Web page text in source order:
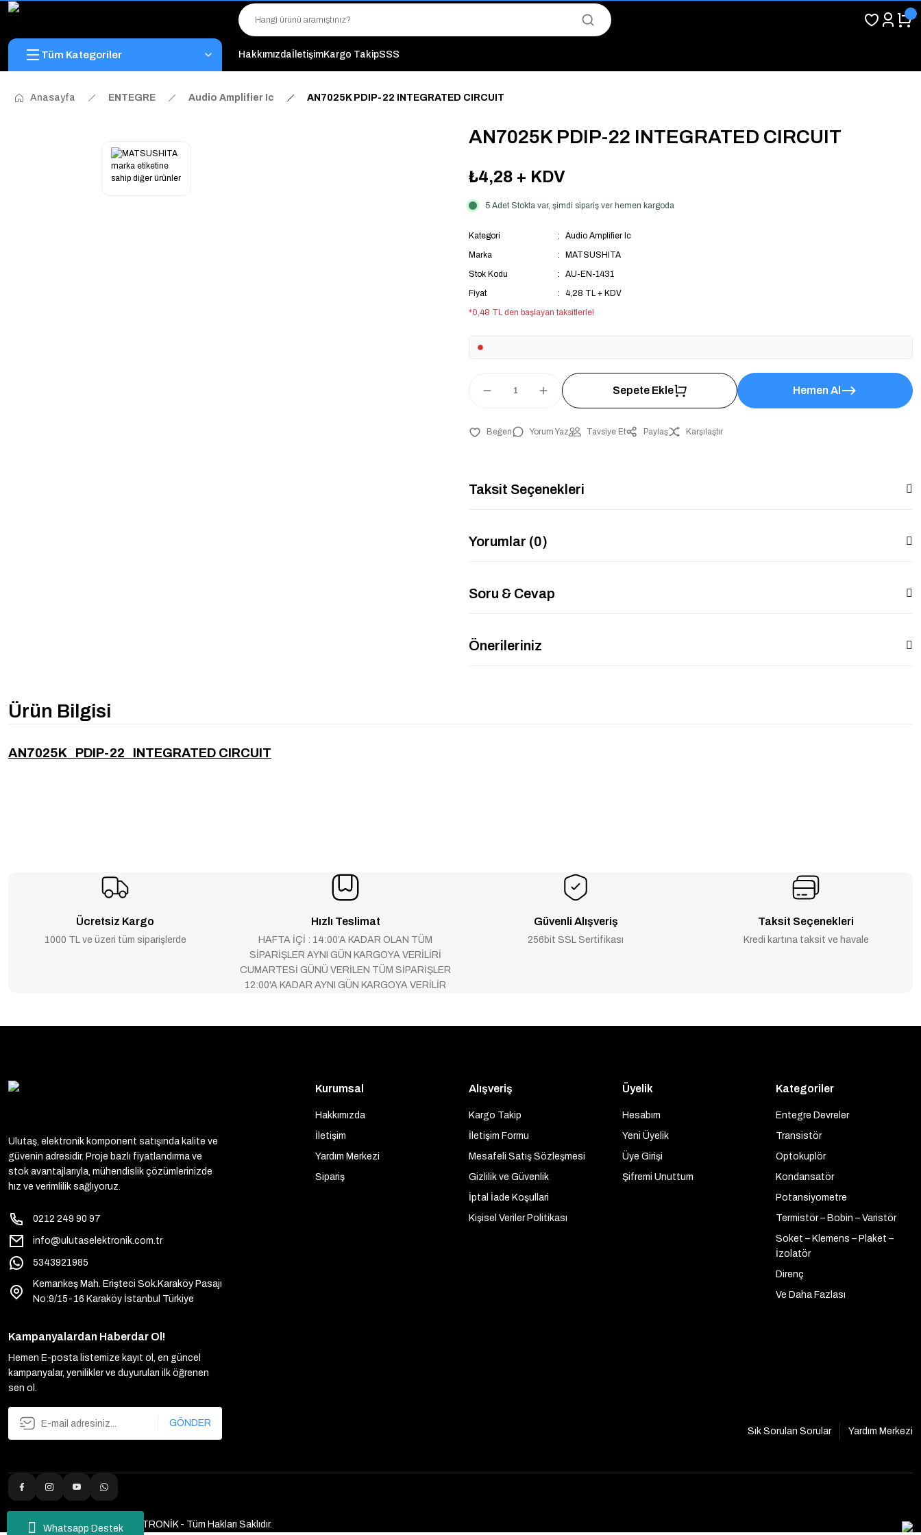
"Saat 14:00'a Kadar Verilen Siparişlerde Aynı Gün Kargo Avantajı!
"Binlerce Ürün Çeşitliliği ile Stoktan Hemen Teslim."
"Toptan Fiyatına Perakende Satış Avantajını Kaçırmayın!"
"Üyelere Özel: Stok Önceliği ve Proje Fiyatları."
Whatsapp Destek
Tüm Kategoriler HakkımızdaİletişimKargo TakipSSS
Anasayfa ENTEGRE Audio Amplifier Ic AN7025K PDIP-22 INTEGRATED CIRCUIT
AN7025K PDIP-22 INTEGRATED CIRCUIT
₺4,28 + KDV
5 Adet Stokta var, şimdi sipariş ver hemen kargoda
Kategori
Audio Amplifier Ic
Marka
MATSUSHITA
Stok Kodu
AU-EN-1431
Fiyat
4,28 TL + KDV
*0,48 TL den başlayan taksitlerle!
Sepete Ekle Hemen Al
Yorum Yaz Tavsiye Et Paylaş Karşılaştır
Taksit Seçenekleri
Yorumlar (0)
Soru & Cevap
Önerileriniz
Ürün Bilgisi
AN7025K PDIP-22 INTEGRATED CIRCUIT
Ücretsiz Kargo
1000 TL ve üzeri tüm siparişlerde
Hızlı Teslimat
HAFTA İÇİ : 14:00’A KADAR OLAN TÜM
SİPARİŞLER AYNI GÜN KARGOYA VERİLİRİ
CUMARTESİ GÜNÜ VERİLEN TÜM SİPARİŞLER
12:00'A KADAR AYNI GÜN KARGOYA VERİLİR
Güvenli Alışveriş
256bit SSL Sertifikası
Taksit Seçenekleri
Kredi kartına taksit ve havale
Ulutaş, elektronik komponent satışında kalite ve
güvenin adresidir. Proje bazlı fiyatlandırma ve
stok avantajlarıyla, mühendislik çözümlerinizde
hız ve verimlilik sağlıyoruz.
0212 249 90 97
info@ulutaselektronik.com.tr
5343921985
Kemankeş Mah. Erişteci Sok.Karaköy Pasajı
No:9/15-16 Karaköy İstanbul Türkiye
Kurumsal
Hakkımızda
İletişim
Yardım Merkezi
Sipariş
Alışveriş
Kargo Takip
İletişim Formu
Mesafeli Satış Sözleşmesi
Gizlilik ve Güvenlik
İptal İade Koşullari
Kişisel Veriler Politikası
Üyelik
Hesabım
Yeni Üyelik
Üye Girişi
Şifremi Unuttum
Kategoriler
Entegre Devreler
Transistör
Optokuplör
Kondansatör
Potansiyometre
Termistör – Bobin – Varistör
Soket – Klemens – Plaket –
İzolatör
Direnç
Ve Daha Fazlası
Kampanyalardan Haberdar Ol!
Hemen E-posta listemize kayıt ol, en güncel
kampanyalar, yenilikler ve duyuruları ilk öğrenen
sen ol.
GÖNDER
Sık Sorulan Sorular
Yardım Merkezi
2025 Copyright ULUTAŞ ELEKTRONİK - Tüm Hakları Saklıdır.